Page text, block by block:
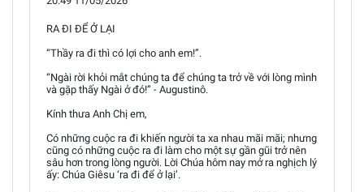
RA ĐI ĐỂ Ở LẠI
“Thầy ra đi thì có lợi cho anh em!”.
“Ngài rời khỏi mắt chúng ta để chúng ta trở về với lòng mình
và gặp thấy Ngài ở đó!” - Augustinô.
Kính thưa Anh Chị em,
Có những cuộc ra đi khiến người ta xa nhau mãi mãi; nhưng
cũng có những cuộc ra đi làm cho một sự gần gũi trở nên
sâu hơn trong lòng người. Lời Chúa hôm nay mở ra nghịch lý
ấy: Chúa Giêsu ‘ra đi để ở lại’.